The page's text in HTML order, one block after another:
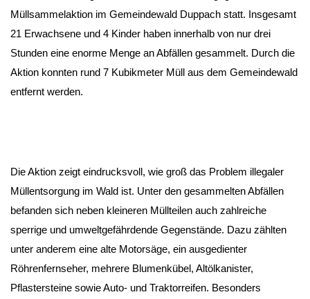
Müllsammelaktion im Gemeindewald Duppach statt. Insgesamt
21 Erwachsene und 4 Kinder haben innerhalb von nur drei
Stunden eine enorme Menge an Abfällen gesammelt. Durch die
Aktion konnten rund 7 Kubikmeter Müll aus dem Gemeindewald
entfernt werden.
Die Aktion zeigt eindrucksvoll, wie groß das Problem illegaler
Müllentsorgung im Wald ist. Unter den gesammelten Abfällen
befanden sich neben kleineren Müllteilen auch zahlreiche
sperrige und umweltgefährdende Gegenstände. Dazu zählten
unter anderem eine alte Motorsäge, ein ausgedienter
Röhrenfernseher, mehrere Blumenkübel, Altölkanister,
Pflastersteine sowie Auto- und Traktorreifen. Besonders